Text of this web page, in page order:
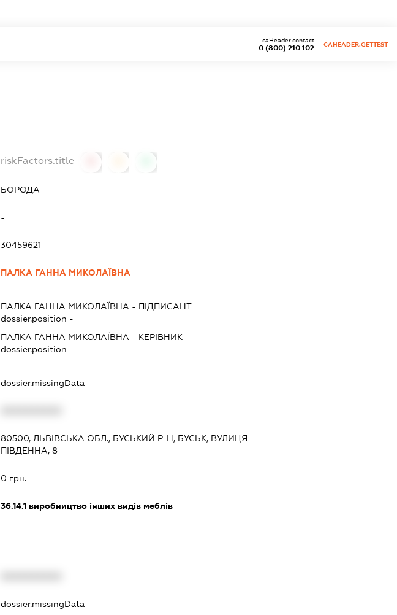
0 (800) 210 102
caHeader.contact
CAHEADER.GETTEST
riskFactors.title
БОРОДА
-
30459621
ПАЛКА ГАННА МИКОЛАЇВНА
ПАЛКА ГАННА МИКОЛАЇВНА - ПІДПИСАНТ
dossier.position -
ПАЛКА ГАННА МИКОЛАЇВНА - КЕРІВНИК
dossier.position -
dossier.missingData
80500, ЛЬВІВСЬКА ОБЛ., БУСЬКИЙ Р-Н, БУСЬК, ВУЛИЦЯ
ПІВДЕННА, 8
0 грн.
36.14.1 виробництво інших видів меблів
dossier.missingData